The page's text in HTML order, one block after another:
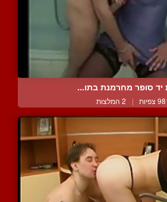
יד סופר מחרמנת בתו...
| 2 המלצות